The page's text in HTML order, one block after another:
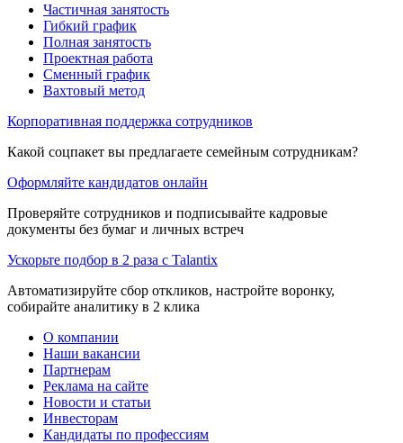
Частичная занятость
Гибкий график
Полная занятость
Проектная работа
Сменный график
Вахтовый метод
Корпоративная поддержка сотрудников
Какой соцпакет вы предлагаете семейным сотрудникам?
Оформляйте кандидатов онлайн
Проверяйте сотрудников и подписывайте кадровые
документы без бумаг и личных встреч
Ускорьте подбор в 2 раза с Talantix
Автоматизируйте сбор откликов, настройте воронку,
собирайте аналитику в 2 клика
О компании
Наши вакансии
Партнерам
Реклама на сайте
Новости и статьи
Инвесторам
Кандидаты по профессиям